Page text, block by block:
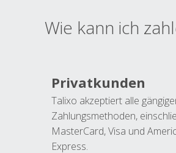
Wie kann ich
Privatkunden
Talixo akzeptiert alle
Zahlungsmethoden,
MasterCard, Visa und
Express.